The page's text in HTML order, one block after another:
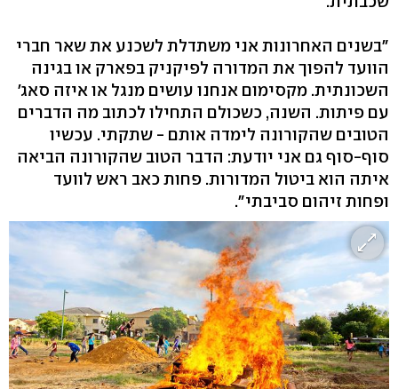
"בשנים האחרונות אני משתדלת לשכנע את שאר חברי
הוועד להפוך את המדורה לפיקניק בפארק או בגינה
השכונתית. מקסימום אנחנו עושים מנגל או איזה סאג'
עם פיתות. השנה, כשכולם התחילו לכתוב מה הדברים
הטובים שהקורונה לימדה אותם - שתקתי. עכשיו
סוף-סוף גם אני יודעת: הדבר הטוב שהקורונה הביאה
איתה הוא ביטול המדורות. פחות כאב ראש לוועד
ופחות זיהום סביבתי".